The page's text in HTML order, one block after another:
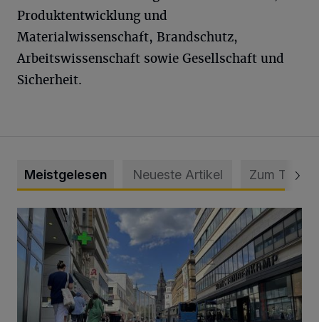
Produktentwicklung und
Materialwissenschaft, Brandschutz,
Arbeitswissenschaft sowie Gesellschaft und
Sicherheit.
Meistgelesen Neueste Artikel Zum Thema
Ein Unzustand und Skandal